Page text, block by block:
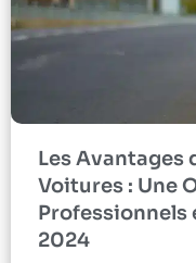
Les Avantages
Voitures : Une
Professionnels
2024